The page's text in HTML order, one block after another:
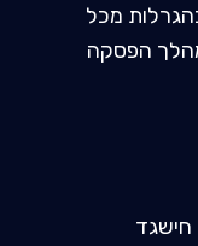
מכל
הפסקה
חישגד